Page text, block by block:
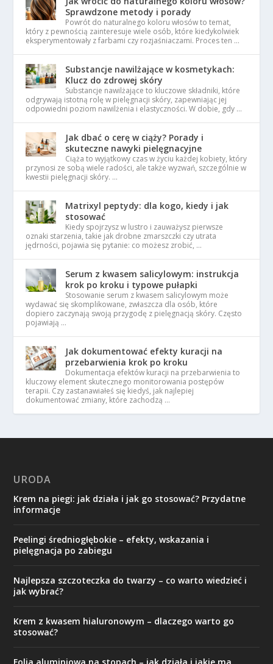
Sprawdzone metody i porady
Powrót do naturalnego koloru włosów to temat,
który z pewnością zainteresuje wiele osób, które kiedykolwiek
eksperymentowały z farbami czy rozjaśniaczami. Proces ten …
Substancje nawilżające w kosmetykach:
Klucz do zdrowej skóry
Substancje nawilżające to kluczowe składniki, które
odgrywają istotną rolę w pielęgnacji skóry, zapewniając jej
odpowiedni poziom nawilżenia i elastyczności. W dobie, gdy …
Jak dbać o cerę w ciąży? Porady i
skuteczne nawyki pielęgnacyjne
Ciąża to wyjątkowy czas w życiu każdej kobiety, który
przynosi ze sobą wiele radości, ale także wyzwań, szczególnie w
kwestii pielęgnacji skóry. …
Matrixyl peptydy: dla kogo, kiedy i jak
stosować
Kiedy spojrzysz w lustro i zauważysz pierwsze
oznaki starzenia, takie jak drobne zmarszczki czy utrata
jędrności, pojawia się pytanie: co możesz zrobić, …
Serum z kwasem salicylowym: instrukcja
krok po kroku i typowe pułapki
Stosowanie serum z kwasem salicylowym może
wydawać się skomplikowane, zwłaszcza dla osób, które
dopiero zaczynają swoją przygodę z pielęgnacją skóry. Często
pojawiają …
Jak dokumentować efekty kuracji na
przebarwienia krok po kroku
Dokumentacja efektów kuracji na przebarwienia to
kluczowy element skutecznego monitorowania postępów
terapii. Czy zastanawiałeś się kiedyś, jak najlepiej
dokumentować zmiany, które zachodzą …
URODA
Krem na piegi: jak działa i jak go stosować? Przydatne
informacje
Peelingi średniogłębokie – efekty, wskazania i
pielęgnacja po zabiegu
Najlepsza szczoteczka do twarzy – co warto wiedzieć i
jak wybrać?
Krem z kwasem hialuronowym – dlaczego warto go
stosować?